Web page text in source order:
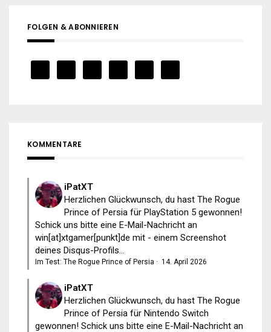
FOLGEN & ABONNIEREN
KOMMENTARE
iPatXT
Herzlichen Glückwunsch, du hast The Rogue
Prince of Persia für PlayStation 5 gewonnen!
Schick uns bitte eine E-Mail-Nachricht an
win[at]xtgamer[punkt]de mit - einem Screenshot
deines Disqus-Profils...
Im Test: The Rogue Prince of Persia · 14. April 2026
iPatXT
Herzlichen Glückwunsch, du hast The Rogue
Prince of Persia für Nintendo Switch
gewonnen! Schick uns bitte eine E-Mail-Nachricht an